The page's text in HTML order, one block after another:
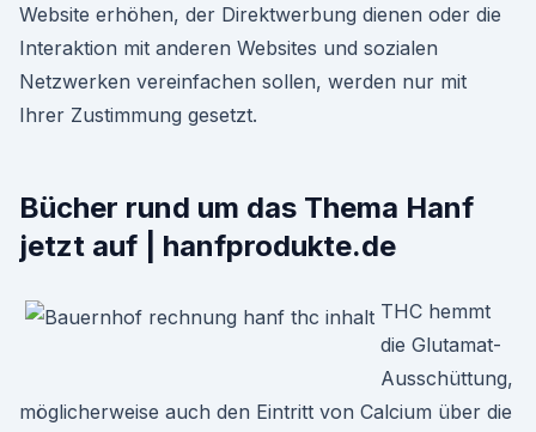
Website erhöhen, der Direktwerbung dienen oder die
Interaktion mit anderen Websites und sozialen
Netzwerken vereinfachen sollen, werden nur mit
Ihrer Zustimmung gesetzt.
Bücher rund um das Thema Hanf
jetzt auf | hanfprodukte.de
THC hemmt
die Glutamat-
Ausschüttung,
möglicherweise auch den Eintritt von Calcium über die